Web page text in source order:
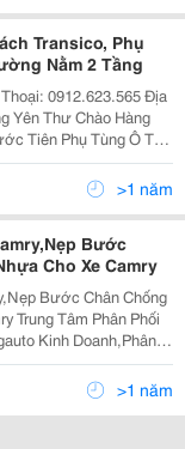
Transico, Phụ
Nằm 2 Tầng
Hàng
Khách Hàng Lời Chào
>1 năm
Bước
Cho Xe Camry
Bước Chân Chống
Kinh Doanh,Phân
Nội, Ngoại Thất Xe
Ghế Da,Lắp Đặt
>1 năm